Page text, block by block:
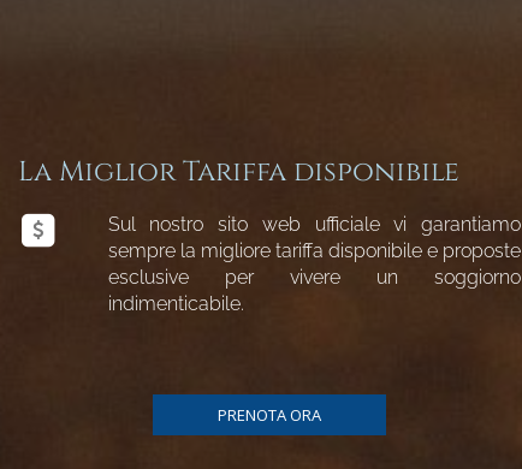
La Miglior Tariffa disponibile
Sul nostro sito web ufficiale vi garantiamo
sempre la migliore tariffa disponibile e proposte
esclusive per vivere un soggiorno
indimenticabile.
PRENOTA ORA